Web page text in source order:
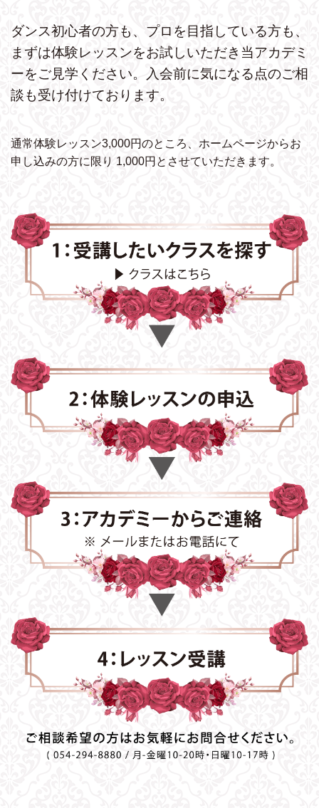
ダンス初心者の方も、プロを目指している方も、
まずは体験レッスンをお試しいただき 当アカデミ
ーをご見学ください。
入会前に気になる点のご相
談も受け付けております。
通常体験レッスン3,000円のところ、ホームページからお
申し込みの方に限り 1,000円とさせていただきます。